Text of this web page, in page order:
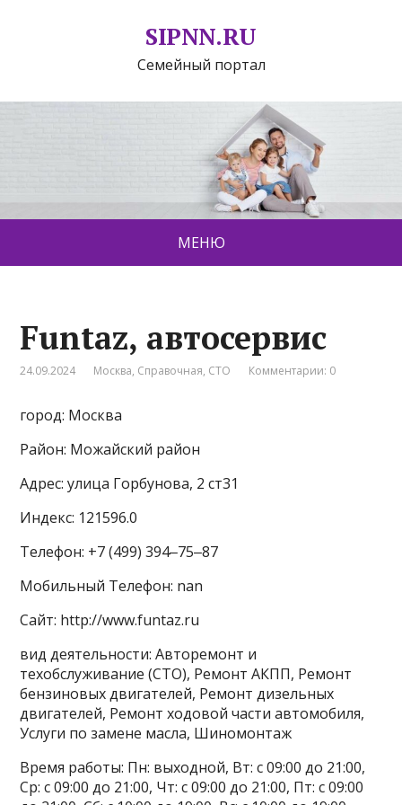
SIPNN.RU
Семейный портал
МЕНЮ
Funtaz, автосервис
24.09.2024 Москва, Справочная, СТО Комментарии: 0
город: Москва
Район: Можайский район
Адрес: улица Горбунова, 2 ст31
Индекс: 121596.0
Телефон: +7 (499) 394‒75‒87
Мобильный Телефон: nan
Сайт: http://www.funtaz.ru
вид деятельности: Авторемонт и
техобслуживание (СТО), Ремонт АКПП, Ремонт
бензиновых двигателей, Ремонт дизельных
двигателей, Ремонт ходовой части автомобиля,
Услуги по замене масла, Шиномонтаж
Время работы: Пн: выходной, Вт: с 09:00 до 21:00,
Ср: с 09:00 до 21:00, Чт: с 09:00 до 21:00, Пт: с 09:00